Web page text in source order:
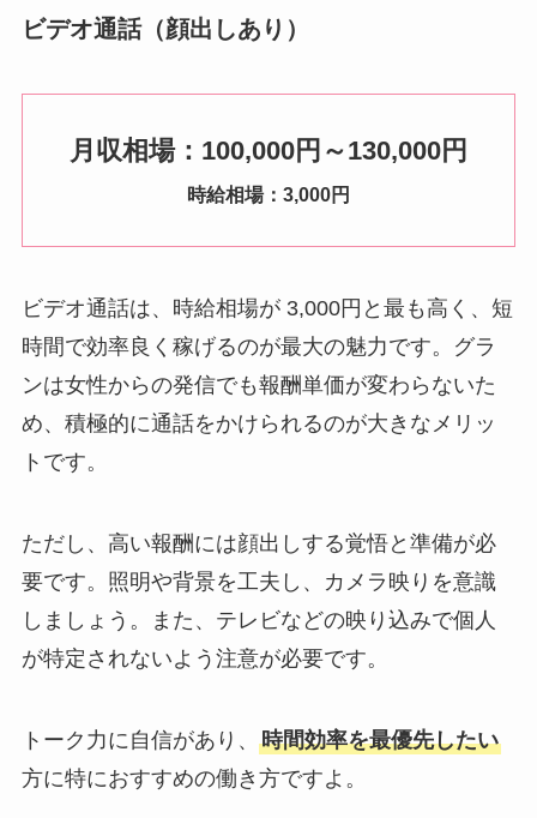
ビデオ通話（顔出しあり）
月収相場：100,000円～130,000円
時給相場：3,000円
ビデオ通話は、時給相場が 3,000円と最も高く、短
時間で効率良く稼げるのが最大の魅力です。グラ
ンは女性からの発信でも報酬単価が変わらないた
め、積極的に通話をかけられるのが大きなメリッ
トです。
ただし、高い報酬には顔出しする覚悟と準備が必
要です。照明や背景を工夫し、カメラ映りを意識
しましょう。また、テレビなどの映り込みで個人
が特定されないよう注意が必要です。
トーク力に自信があり、 時間効率を最優先したい
方に特におすすめの働き方ですよ。